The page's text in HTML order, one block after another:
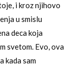
i kroz njihovo
u smislu
deca koja
svetom. Evo, ova
kada sam